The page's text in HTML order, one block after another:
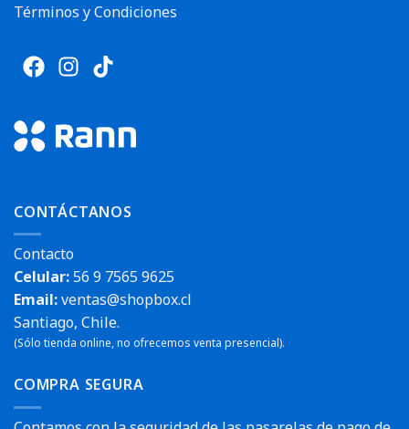
Términos y Condiciones
CONTÁCTANOS
Contacto
Celular:56 9 7565 9625
Email:ventas@shopbox.cl
Santiago, Chile.
(Sólo tienda online, no ofrecemos venta presencial).
COMPRA SEGURA